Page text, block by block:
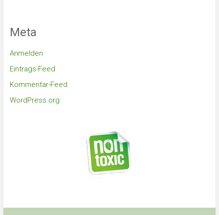
Meta
Anmelden
Eintrags-Feed
Kommentar-Feed
WordPress.org